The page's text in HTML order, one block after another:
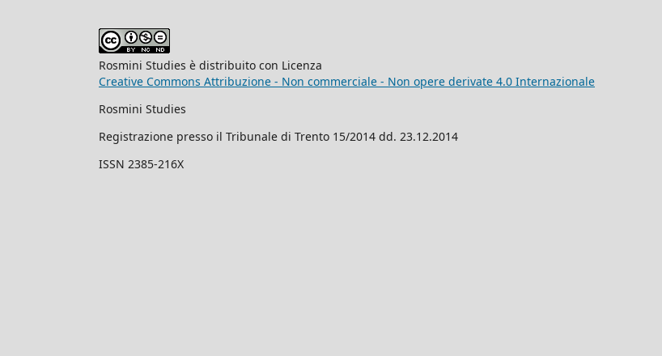
Rosmini Studies è distribuito con Licenza
Creative Commons Attribuzione - Non commerciale - Non opere derivate 4.0 Internazionale
Rosmini Studies
Registrazione presso il Tribunale di Trento 15/2014 dd. 23.12.2014
ISSN 2385-216X